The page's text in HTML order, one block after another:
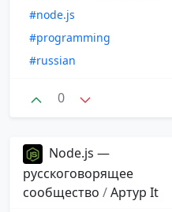
#node.js
#programming
#russian
0
Node.js —
русскоговорящее
сообщество /Aртур It